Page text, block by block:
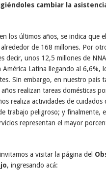
cambiar la
los últimos años, se indica que
de 168 millones. Por
decir, unos 12,5 millones de
Latina llegando al 6,6%,
Sin embargo, en nuestro país
realizan tareas domésticas
realiza actividades de cuidados
trabajo peligroso; y finalmente,
representan el mayor
a visitar la página del
, ingresando acá: